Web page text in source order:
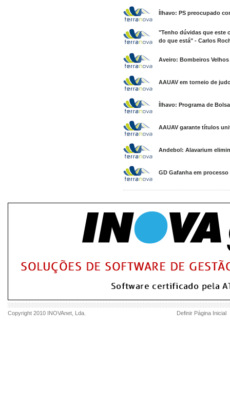
Ílhavo: PS preocupado
"Tenho dúvidas que este
do que está" - Carlos
Aveiro: Bombeiros
AAUAV em torneio de
Ílhavo: Programa de
AAUAV garante títulos
Andebol: Alavarium
GD Gafanha em
Copyright 2010 INOVAnet , Lda. Definir Página Inicial